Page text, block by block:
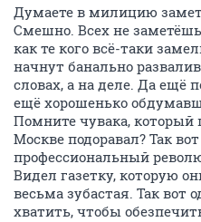
Думаете в милицию
Смешно. Всех не
как те кого всё-таки
начнут банально
словах, а на деле. Да ещё
ещё хорошенько
Помните чувака,
Москве подоравал? Так
профессиональный
Видел газетку, которую
весьма зубастая. Так вот
хватить, чтобы